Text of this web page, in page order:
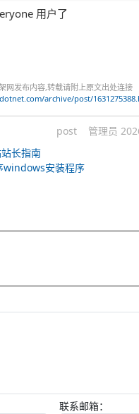
用户了
网发布内容,转载请附上原文出处连接
archive/post/
post 管理员
长指南
windows安装程序
联系邮箱：